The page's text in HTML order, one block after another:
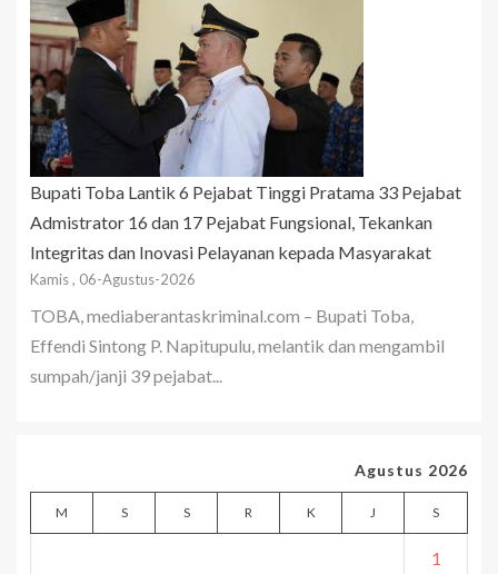
Bupati Toba Lantik 6 Pejabat Tinggi Pratama 33 Pejabat
Admistrator 16 dan 17 Pejabat Fungsional, Tekankan
Integritas dan Inovasi Pelayanan kepada Masyarakat
Kamis , 06-Agustus-2026
TOBA, mediaberantaskriminal.com – Bupati Toba,
Effendi Sintong P. Napitupulu, melantik dan mengambil
sumpah/janji 39 pejabat...
Agustus 2026
M S S R K J S
1